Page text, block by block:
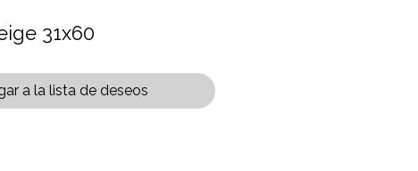
31x60
a la lista de deseos